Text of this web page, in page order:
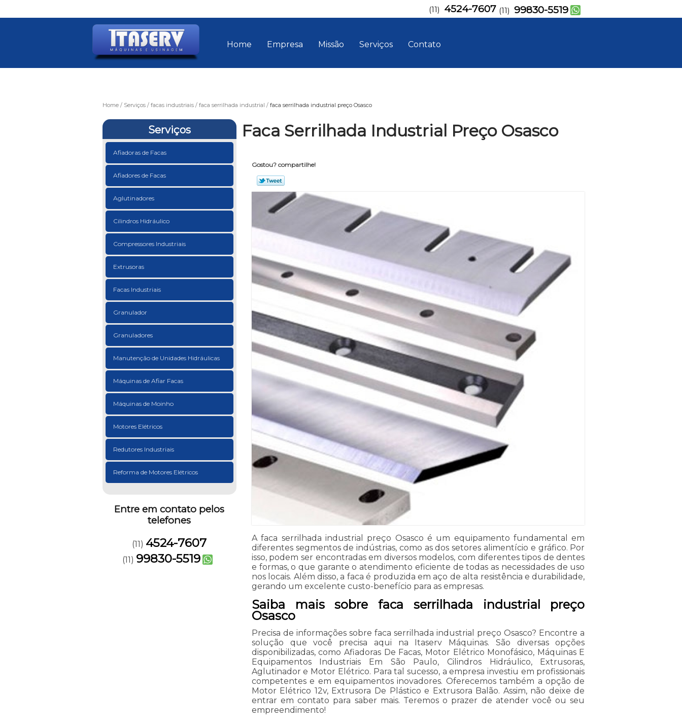
Home Empresa Missão Serviços Contato
(11) 4524-7607 (11) 99830-5519
Home Serviços facas industriais faca serrilhada industrial faca serrilhada industrial preço Osasco
Serviços
Afiadoras de Facas
Afiadores de Facas
Aglutinadores
Cilindros Hidráulico
Compressores Industriais
Extrusoras
Facas Industriais
Granulador
Granuladores
Manutenção de Unidades Hidráulicas
Máquinas de Afiar Facas
Máquinas de Moinho
Motores Elétricos
Redutores Industriais
Reforma de Motores Elétricos
Entre em contato pelos
telefones
(11) 4524-7607
(11) 99830-5519
Faca Serrilhada Industrial Preço Osasco
Gostou? compartilhe!
A faca serrilhada industrial preço Osasco é um equipamento fundamental em
diferentes segmentos de indústrias, como as dos setores alimentício e gráfico. Por
isso, podem ser encontradas em diversos modelos, com diferentes tipos de dentes
e formas, o que garante o atendimento eficiente de todas as necessidades de uso
nos locais. Além disso, a faca é produzida em aço de alta resistência e durabilidade,
gerando um excelente custo-benefício para as empresas.
Saiba mais sobre faca serrilhada industrial preço
Osasco
Precisa de informações sobre faca serrilhada industrial preço Osasco? Encontre a
solução que você precisa aqui na Itaserv Máquinas. São diversas opções
disponibilizadas, como Afiadoras De Facas, Motor Elétrico Monofásico, Máquinas E
Equipamentos Industriais Em São Paulo, Cilindros Hidráulico, Extrusoras,
Aglutinador e Motor Elétrico. Para tal sucesso, a empresa investiu em profissionais
competentes e em equipamentos inovadores. Oferecemos também a opção de
Motor Elétrico 12v, Extrusora De Plástico e Extrusora Balão. Assim, não deixe de
entrar em contato para saber mais. Teremos o prazer de atender você ou seu
empreendimento!